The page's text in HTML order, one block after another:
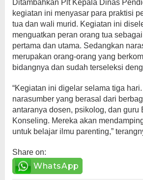
Ditambahkan Plt Kepala Dinas
kegiatan ini menyasar para praktisi
tua dan wali murid. Kegiatan ini
menguatkan peran orang tua
pertama dan utama. Sedangkan
merupakan orang-orang yang
bidangnya dan sudah terseleksi
“Kegiatan ini digelar selama tiga
narasumber yang berasal dari
antaranya dosen, psikolog, dan guru
Konseling. Mereka akan
untuk belajar ilmu parenting,”
Share on:
WhatsApp